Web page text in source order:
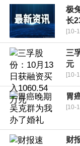
极
长
[10-
三
元
[10-
胃
[10-
财